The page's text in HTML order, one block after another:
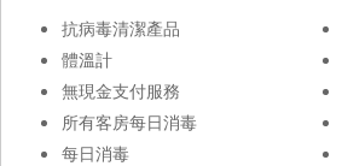
抗病毒清潔產品
體溫計
無現金支付服務
所有客房每日消毒
每日消毒